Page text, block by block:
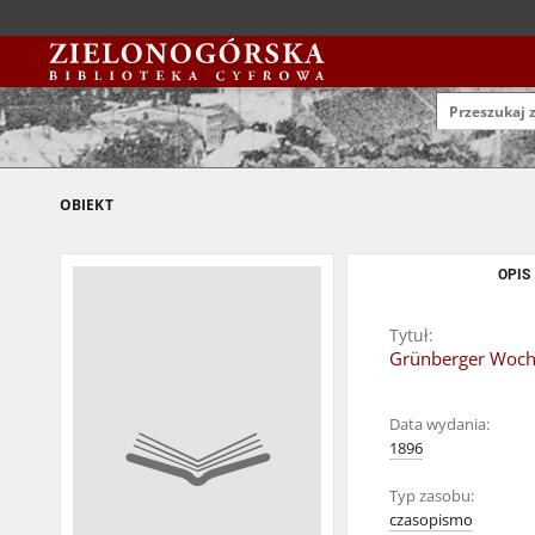
OBIEKT
OPIS
Tytuł:
Grünberger
Data wydania:
1896
Typ zasobu:
czasopismo